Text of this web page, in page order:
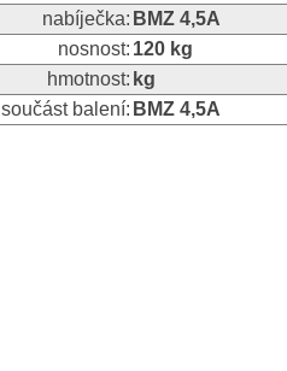
nabíječka: BMZ 4,5A
nosnost: 120 kg
hmotnost: kg
součást balení: BMZ 4,5A